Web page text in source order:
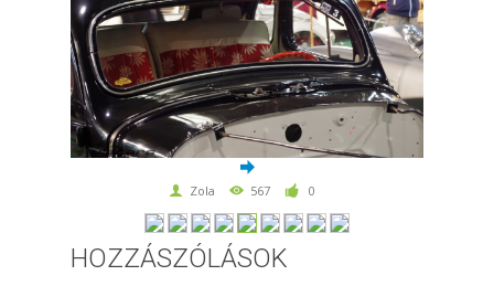
Zola 567 0
HOZZÁSZÓLÁSOK